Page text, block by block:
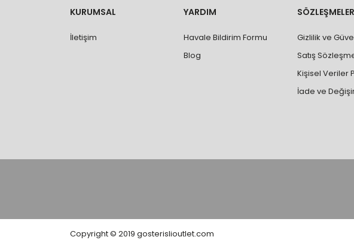
- Özel sipariş ürünlerde ölçü, ebat, yükseklik vb. hatalar yüzünden
değiştirilmez.
- Vitrifiye, tekne, küvet, kabin, banyo dolabı vb. ürünlerin siparişini
kişi veya firmaya mutlaka ölçü ve ebat kontrolü yaptırınız.
KURUMSAL
İletişim
YARDIM
Havale Bildirim Formu
Blog
SÖZLEŞMELER
Gizlilik ve
Satış
Kişisel Veriler
İade ve
Copyright © 2019 gosterislioutlet.com